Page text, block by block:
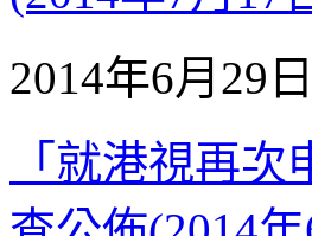
2014年6月29日
「就港視再